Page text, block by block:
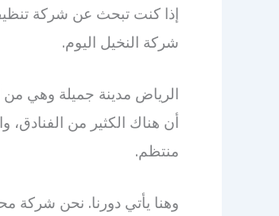
إذا كنت تبحث عن شركة
شركة النخيل اليوم.
الرياض مدينة جميلة وهي من
أن هناك الكثير من
منتظم.
وهنا يأتي دورنا. نحن شركة